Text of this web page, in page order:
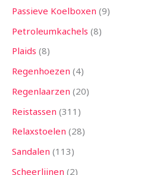
Passieve Koelboxen 9
Petroleumkachels 8
Plaids 8
Regenhoezen 4
Regenlaarzen 20
Reistassen 311
Relaxstoelen 28
Sandalen 113
Scheerlijnen 2